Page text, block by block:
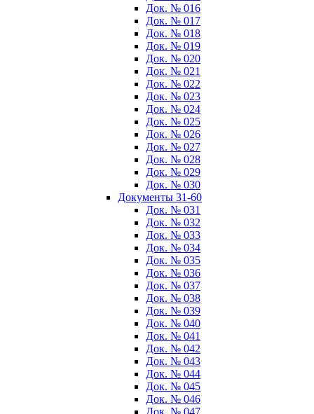
Док. № 016
Док. № 017
Док. № 018
Док. № 019
Док. № 020
Док. № 021
Док. № 022
Док. № 023
Док. № 024
Док. № 025
Док. № 026
Док. № 027
Док. № 028
Док. № 029
Док. № 030
Документы 31-60
Док. № 031
Док. № 032
Док. № 033
Док. № 034
Док. № 035
Док. № 036
Док. № 037
Док. № 038
Док. № 039
Док. № 040
Док. № 041
Док. № 042
Док. № 043
Док. № 044
Док. № 045
Док. № 046
Док. № 047